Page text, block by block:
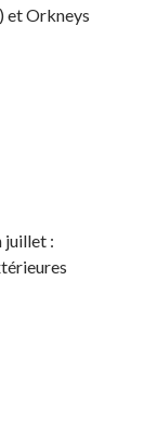
et Orkneys
juillet :